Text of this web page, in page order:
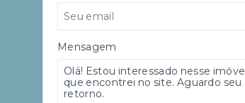
Mensagem